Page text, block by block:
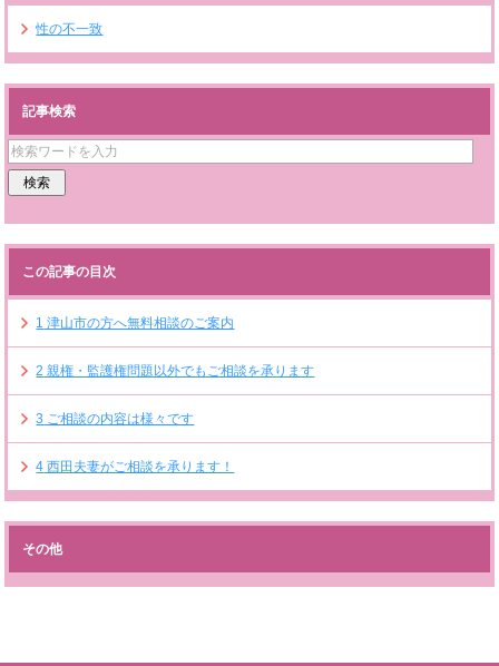
性の不一致
記事検索
この記事の目次
1 津山市の方へ無料相談のご案内
2 親権・監護権問題以外でもご相談を承ります
3 ご相談の内容は様々です
4 西田夫妻がご相談を承ります！
その他